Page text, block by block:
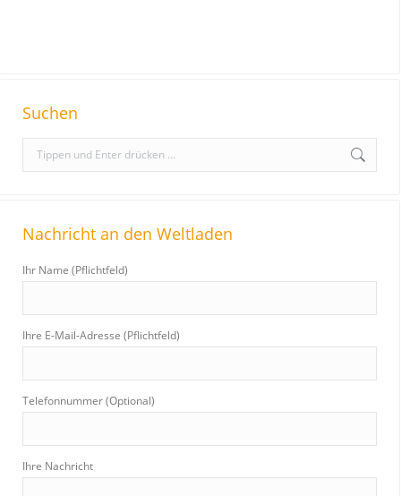
Suchen
e
c
:
Nachricht an den Weltladen
Ihr Name (Pflichtfeld)
Ihre E-Mail-Adresse (Pflichtfeld)
Telefonnummer (Optional)
Ihre Nachricht